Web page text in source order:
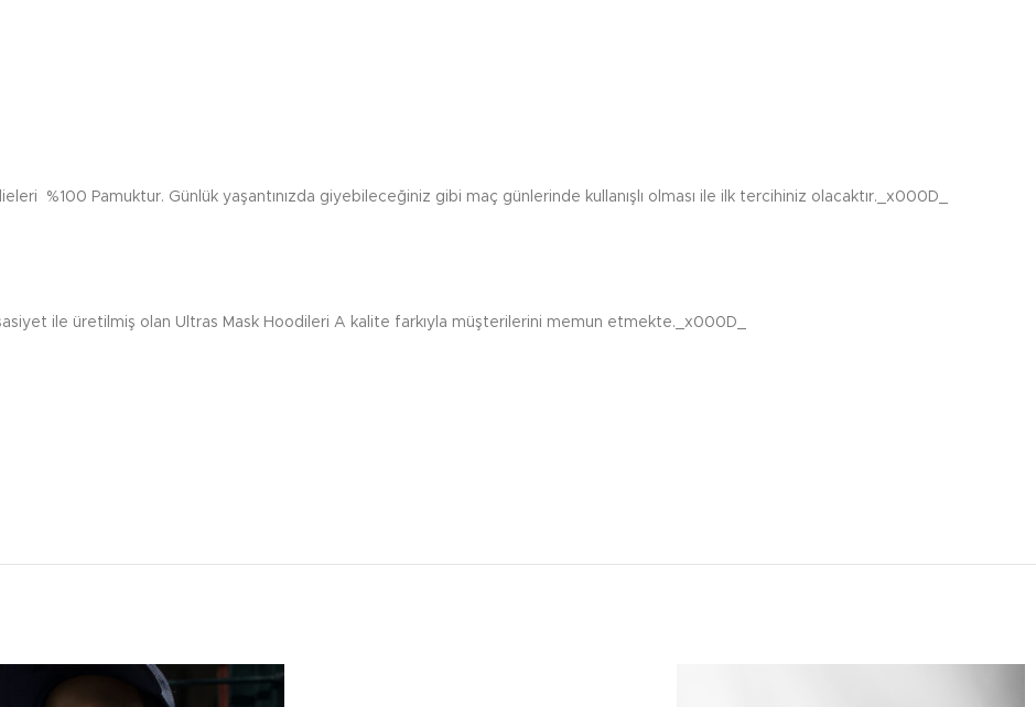
%100 Pamuktur. Günlük yaşantınızda giyebileceğiniz gibi maç günlerinde kullanışlı olması ile ilk tercihiniz olacaktır._x000D_
ile üretilmiş olan Ultras Mask Hoodileri A kalite farkıyla müşterilerini memun etmekte._x000D_